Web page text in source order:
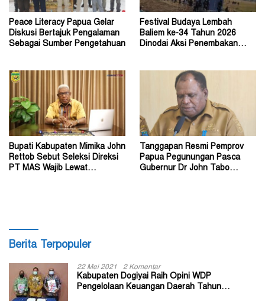
Peace Literacy Papua Gelar
Diskusi Bertajuk Pengalaman
Sebagai Sumber Pengetahuan
Festival Budaya Lembah
Baliem ke-34 Tahun 2026
Dinodai Aksi Penembakan
Bupati Kabupaten Mimika John
Rettob Sebut Seleksi Direksi
PT MAS Wajib Lewat
Tanggapan Resmi Pemprov
Papua Pegunungan Pasca
Gubernur Dr John Tabo
Berita Terpopuler
22 Mei 2021 2 Komentar
Kabupaten Dogiyai Raih Opini WDP
Pengelolaan Keuangan Daerah Tahun